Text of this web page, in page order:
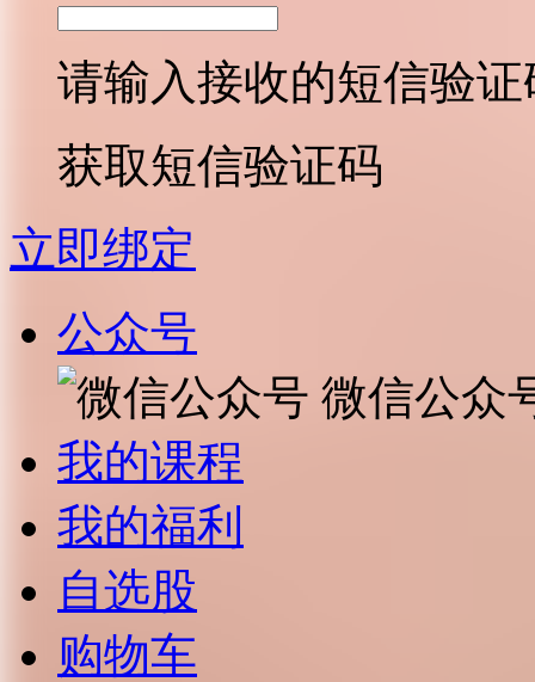
请输入接收的短信验证
获取短信验证码
立即绑定
公众号
微信公众
我的课程
我的福利
自选股
购物车